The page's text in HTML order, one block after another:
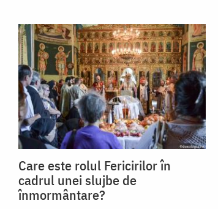
Care este rolul Fericirilor în
cadrul unei slujbe de
înmormântare?